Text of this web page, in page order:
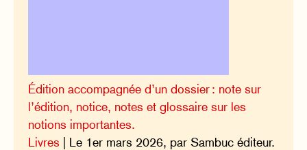
Édition accompagnée d’un dossier : note sur
l’édition, notice, notes et glossaire sur les
notions importantes.
Livres | Le 1er mars 2026, par Sambuc éditeur.